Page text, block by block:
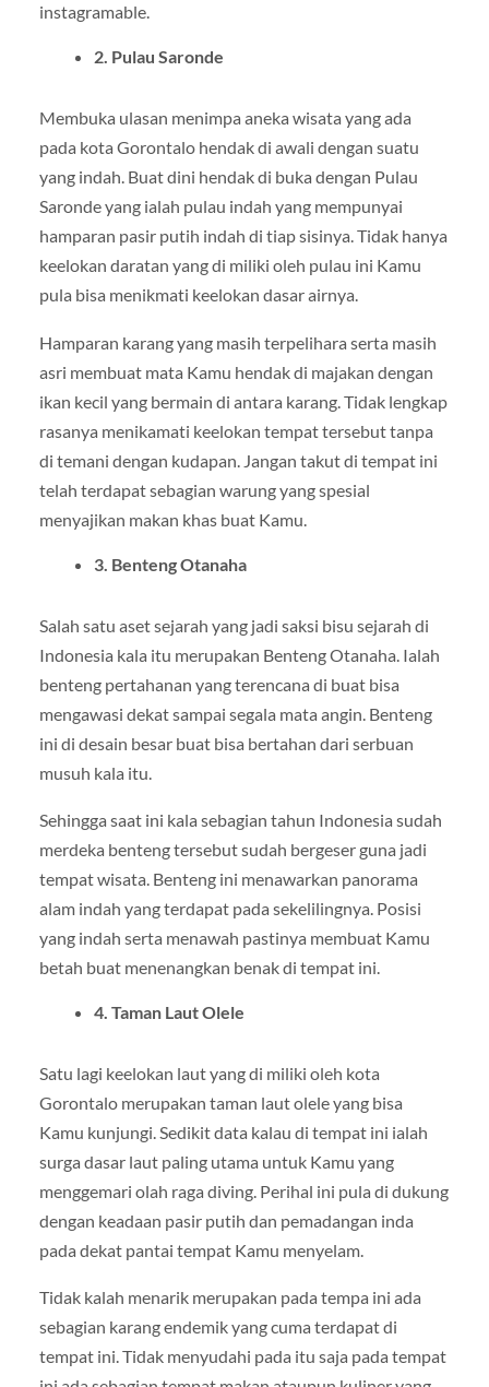
instagramable.
2. Pulau Saronde
Membuka ulasan menimpa aneka wisata yang ada
pada kota Gorontalo hendak di awali dengan suatu
yang indah. Buat dini hendak di buka dengan Pulau
Saronde yang ialah pulau indah yang mempunyai
hamparan pasir putih indah di tiap sisinya. Tidak hanya
keelokan daratan yang di miliki oleh pulau ini Kamu
pula bisa menikmati keelokan dasar airnya.
Hamparan karang yang masih terpelihara serta masih
asri membuat mata Kamu hendak di majakan dengan
ikan kecil yang bermain di antara karang. Tidak lengkap
rasanya menikamati keelokan tempat tersebut tanpa
di temani dengan kudapan. Jangan takut di tempat ini
telah terdapat sebagian warung yang spesial
menyajikan makan khas buat Kamu.
3. Benteng Otanaha
Salah satu aset sejarah yang jadi saksi bisu sejarah di
Indonesia kala itu merupakan Benteng Otanaha. Ialah
benteng pertahanan yang terencana di buat bisa
mengawasi dekat sampai segala mata angin. Benteng
ini di desain besar buat bisa bertahan dari serbuan
musuh kala itu.
Sehingga saat ini kala sebagian tahun Indonesia sudah
merdeka benteng tersebut sudah bergeser guna jadi
tempat wisata. Benteng ini menawarkan panorama
alam indah yang terdapat pada sekelilingnya. Posisi
yang indah serta menawah pastinya membuat Kamu
betah buat menenangkan benak di tempat ini.
4. Taman Laut Olele
Satu lagi keelokan laut yang di miliki oleh kota
Gorontalo merupakan taman laut olele yang bisa
Kamu kunjungi. Sedikit data kalau di tempat ini ialah
surga dasar laut paling utama untuk Kamu yang
menggemari olah raga diving. Perihal ini pula di dukung
dengan keadaan pasir putih dan pemadangan inda
pada dekat pantai tempat Kamu menyelam.
Tidak kalah menarik merupakan pada tempa ini ada
sebagian karang endemik yang cuma terdapat di
tempat ini. Tidak menyudahi pada itu saja pada tempat